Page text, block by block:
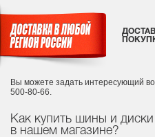
Как купить шины и диски
в нашем магазине?
Вы можете задать интересующий
500-80-66.